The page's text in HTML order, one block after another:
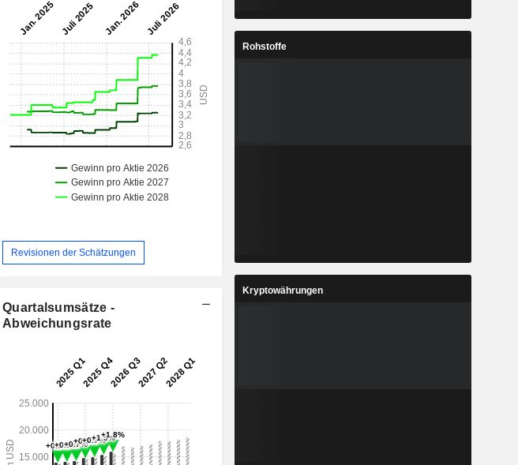
Revisionen der Schätzungen
Quartalsumsätze -
Abweichungsrate
Rohstoffe
Kryptowährungen